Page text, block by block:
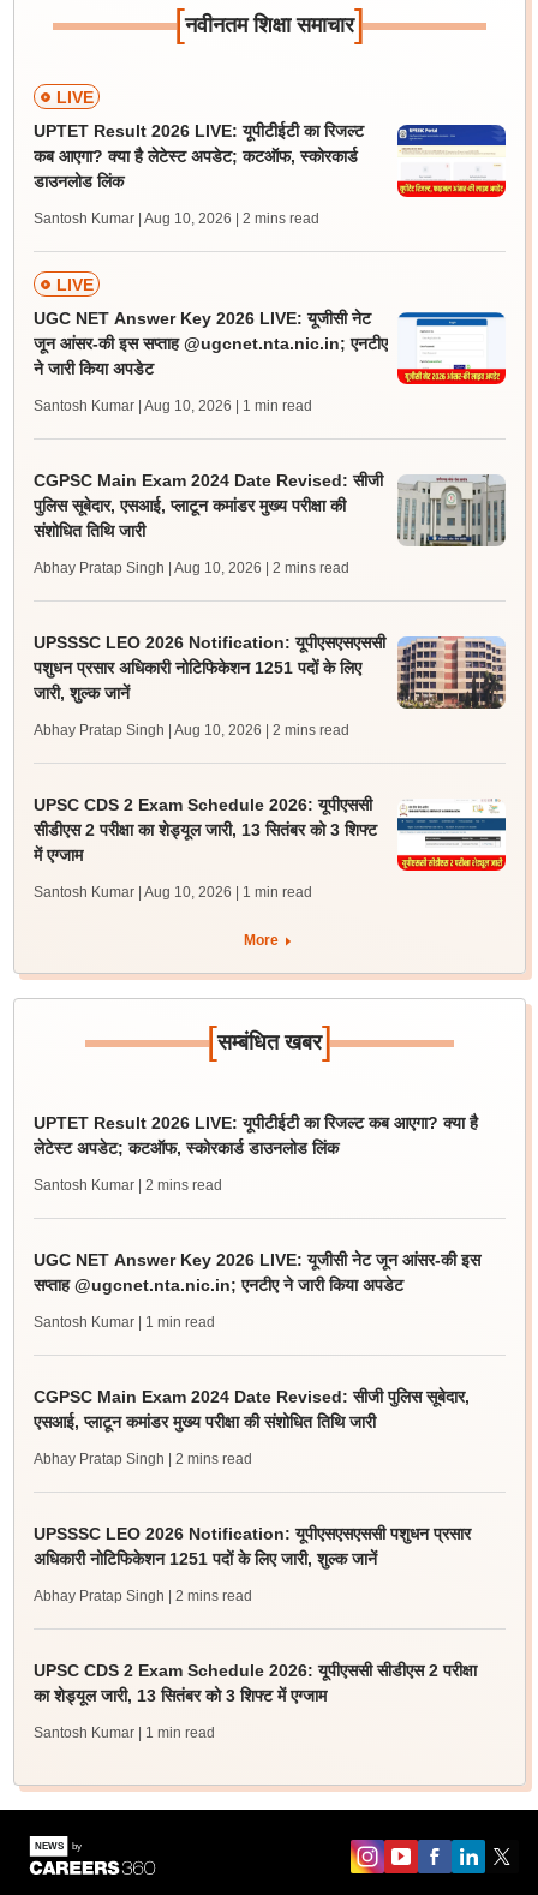
[नवीनतम शिक्षा समाचार]
LIVE
UPTET Result 2026 LIVE: यूपीटीईटी का रिजल्ट
कब आएगा? क्या है लेटेस्ट अपडेट; कटऑफ, स्कोरकार्ड
डाउनलोड लिंक
Santosh Kumar | Aug 10, 2026 | 2 mins read
LIVE
UGC NET Answer Key 2026 LIVE: यूजीसी नेट
जून आंसर-की इस सप्ताह @ugcnet.nta.nic.in; एनटीए
ने जारी किया अपडेट
Santosh Kumar | Aug 10, 2026 | 1 min read
CGPSC Main Exam 2024 Date Revised: सीजी
पुलिस सूबेदार, एसआई, प्लाटून कमांडर मुख्य परीक्षा की
संशोधित तिथि जारी
Abhay Pratap Singh | Aug 10, 2026 | 2 mins read
UPSSSC LEO 2026 Notification: यूपीएसएसएससी
पशुधन प्रसार अधिकारी नोटिफिकेशन 1251 पदों के लिए
जारी, शुल्क जानें
Abhay Pratap Singh | Aug 10, 2026 | 2 mins read
UPSC CDS 2 Exam Schedule 2026: यूपीएससी
सीडीएस 2 परीक्षा का शेड्यूल जारी, 13 सितंबर को 3 शिफ्ट
में एग्जाम
Santosh Kumar | Aug 10, 2026 | 1 min read
More
[सम्बंधित खबर]
UPTET Result 2026 LIVE: यूपीटीईटी का रिजल्ट कब आएगा? क्या है
लेटेस्ट अपडेट; कटऑफ, स्कोरकार्ड डाउनलोड लिंक
Santosh Kumar | 2 mins read
UGC NET Answer Key 2026 LIVE: यूजीसी नेट जून आंसर-की इस
सप्ताह @ugcnet.nta.nic.in; एनटीए ने जारी किया अपडेट
Santosh Kumar | 1 min read
CGPSC Main Exam 2024 Date Revised: सीजी पुलिस सूबेदार,
एसआई, प्लाटून कमांडर मुख्य परीक्षा की संशोधित तिथि जारी
Abhay Pratap Singh | 2 mins read
UPSSSC LEO 2026 Notification: यूपीएसएसएससी पशुधन प्रसार
अधिकारी नोटिफिकेशन 1251 पदों के लिए जारी, शुल्क जानें
Abhay Pratap Singh | 2 mins read
UPSC CDS 2 Exam Schedule 2026: यूपीएससी सीडीएस 2 परीक्षा
का शेड्यूल जारी, 13 सितंबर को 3 शिफ्ट में एग्जाम
Santosh Kumar | 1 min read